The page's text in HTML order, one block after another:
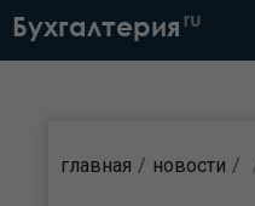
Бухгалтерия ru
главная новости